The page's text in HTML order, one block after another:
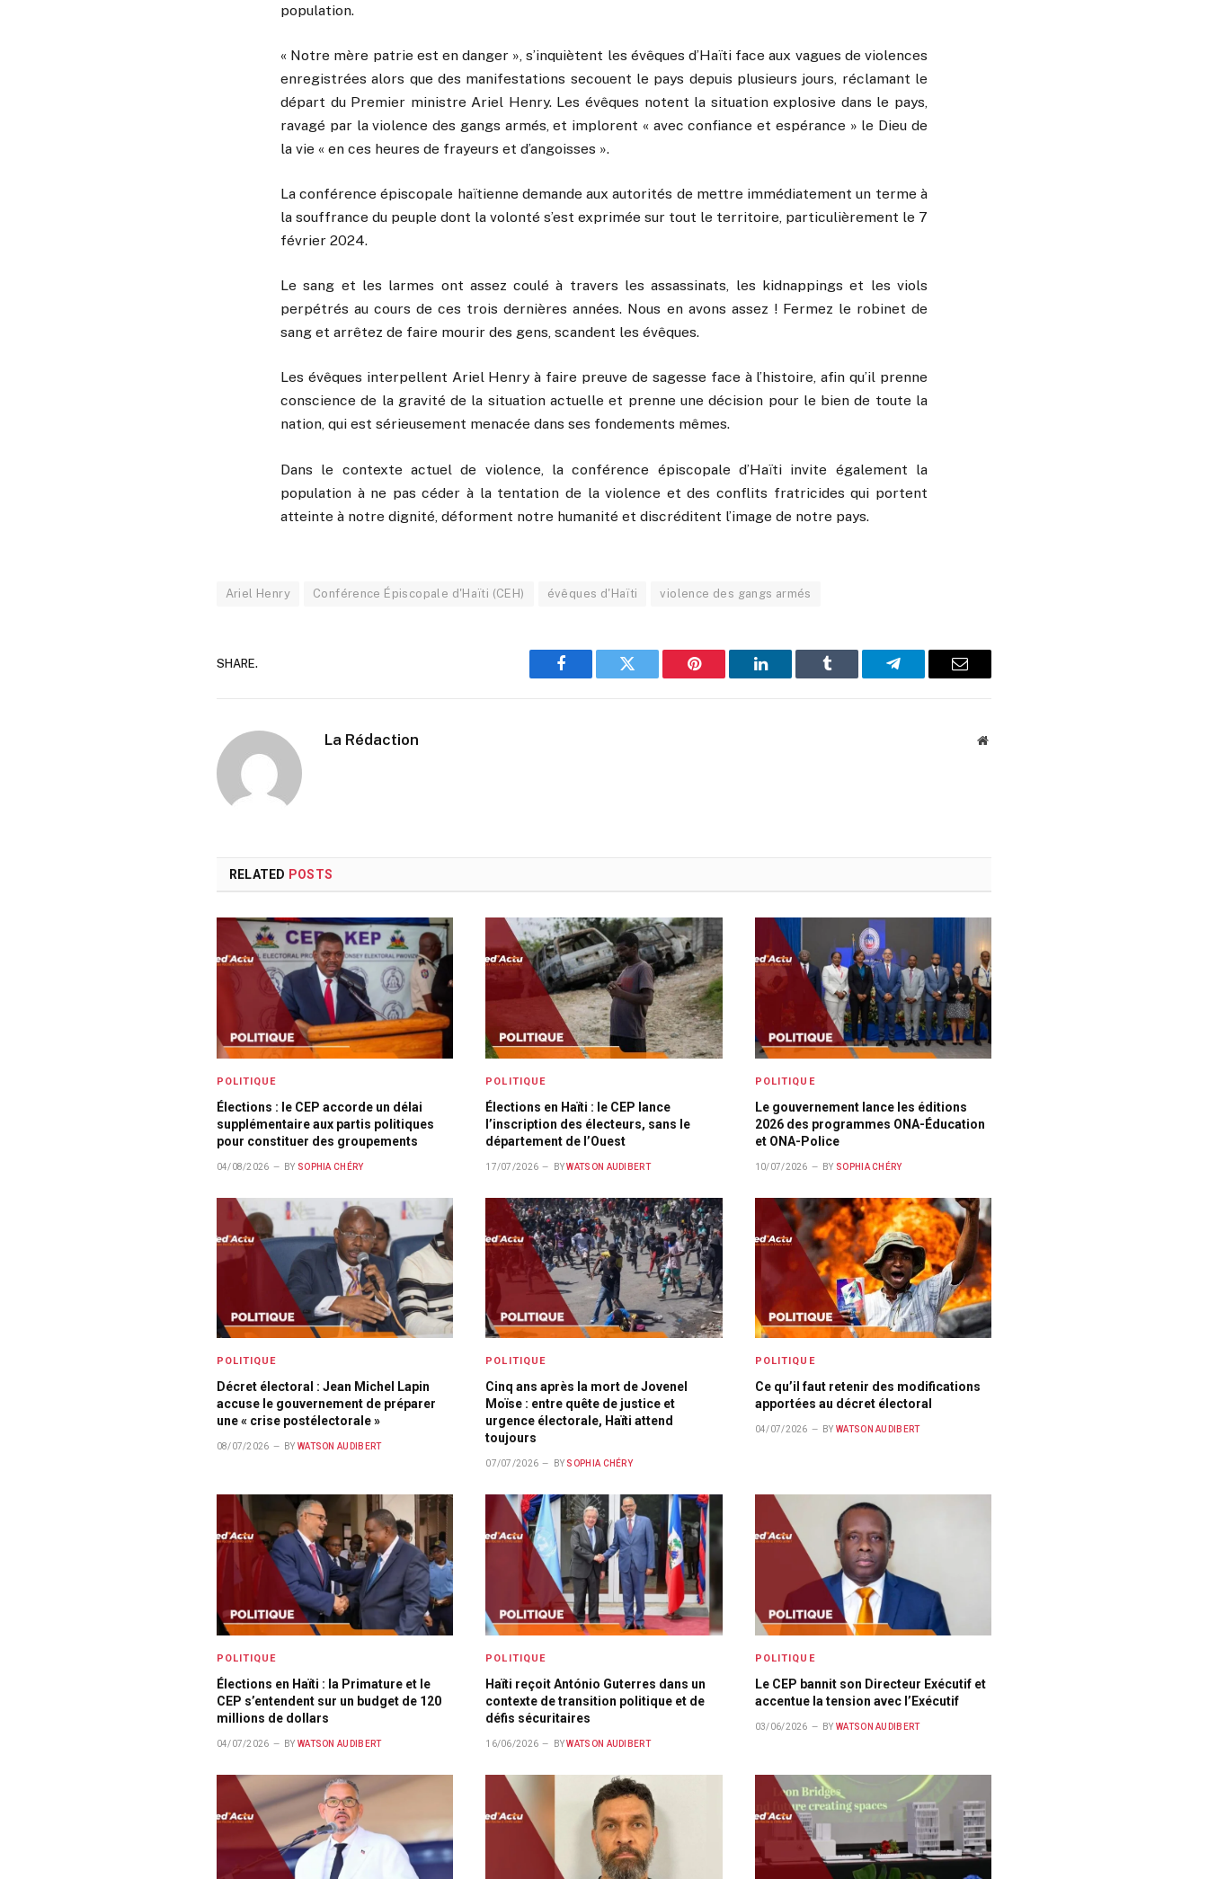
population.
« Notre mère patrie est en danger », s’inquiètent les évêques d’Haïti face aux vagues de violences
enregistrées alors que des manifestations secouent le pays depuis plusieurs jours, réclamant le
départ du Premier ministre Ariel Henry. Les évêques notent la situation explosive dans le pays,
ravagé par la violence des gangs armés, et implorent « avec confiance et espérance » le Dieu de
la vie « en ces heures de frayeurs et d’angoisses ».
La conférence épiscopale haïtienne demande aux autorités de mettre immédiatement un terme à
la souffrance du peuple dont la volonté s’est exprimée sur tout le territoire, particulièrement le 7
février 2024.
Le sang et les larmes ont assez coulé à travers les assassinats, les kidnappings et les viols
perpétrés au cours de ces trois dernières années. Nous en avons assez ! Fermez le robinet de
sang et arrêtez de faire mourir des gens, scandent les évêques.
Les évêques interpellent Ariel Henry à faire preuve de sagesse face à l’histoire, afin qu’il prenne
conscience de la gravité de la situation actuelle et prenne une décision pour le bien de toute la
nation, qui est sérieusement menacée dans ses fondements mêmes.
Dans le contexte actuel de violence, la conférence épiscopale d’Haïti invite également la
population à ne pas céder à la tentation de la violence et des conflits fratricides qui portent
atteinte à notre dignité, déforment notre humanité et discréditent l’image de notre pays.
Ariel Henry Conférence Épiscopale d'Haïti (CEH) évêques d'Haïti violence des gangs armés
SHARE.
Facebook Twitter Pinterest LinkedIn Tumblr Telegram Email
La Rédaction Website
RELATED POSTS
POLITIQUE
Élections : le CEP accorde un délai
supplémentaire aux partis politiques
pour constituer des groupements
04/08/2026 BY SOPHIA CHÉRY
POLITIQUE
Élections en Haïti : le CEP lance
l’inscription des électeurs, sans le
département de l’Ouest
17/07/2026 BY WATSON AUDIBERT
POLITIQUE
Le gouvernement lance les éditions
2026 des programmes ONA-Éducation
et ONA-Police
10/07/2026 BY SOPHIA CHÉRY
POLITIQUE
Décret électoral : Jean Michel Lapin
accuse le gouvernement de préparer
une « crise postélectorale »
08/07/2026 BY WATSON AUDIBERT
POLITIQUE
Cinq ans après la mort de Jovenel
Moïse : entre quête de justice et
urgence électorale, Haïti attend
toujours
07/07/2026 BY SOPHIA CHÉRY
POLITIQUE
Ce qu’il faut retenir des modifications
apportées au décret électoral
04/07/2026 BY WATSON AUDIBERT
POLITIQUE
Élections en Haïti : la Primature et le
CEP s’entendent sur un budget de 120
millions de dollars
04/07/2026 BY WATSON AUDIBERT
POLITIQUE
Haïti reçoit António Guterres dans un
contexte de transition politique et de
défis sécuritaires
16/06/2026 BY WATSON AUDIBERT
POLITIQUE
Le CEP bannit son Directeur Exécutif et
accentue la tension avec l’Exécutif
03/06/2026 BY WATSON AUDIBERT